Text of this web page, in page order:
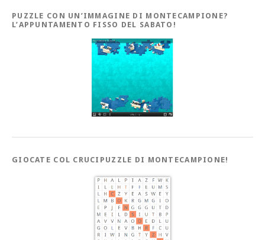
PUZZLE CON UN’IMMAGINE DI MONTECAMPIONE?
L’APPUNTAMENTO FISSO DEL SABATO!
GIOCATE COL CRUCIPUZZLE DI MONTECAMPIONE!